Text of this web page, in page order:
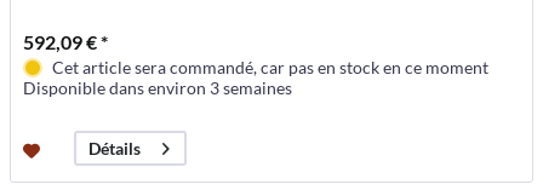
592,09 € *
Cet article sera commandé, car pas en stock en ce moment
Disponible dans environ 3 semaines
Détails